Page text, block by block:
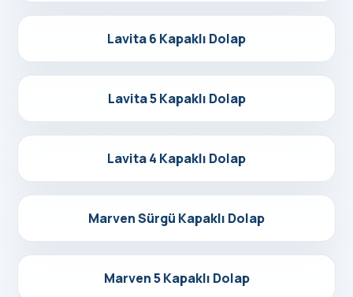
Detayları Gör
Lavita 6 Kapaklı Dolap
Detayları Gör
Lavita 5 Kapaklı Dolap
Detayları Gör
Lavita 4 Kapaklı Dolap
Detayları Gör
Marven Sürgü Kapaklı Dolap
Detayları Gör
Marven 5 Kapaklı Dolap